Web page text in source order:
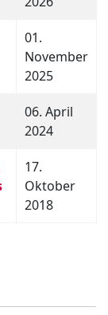
01.
November
2025
06. April
2024
17.
Oktober
2018